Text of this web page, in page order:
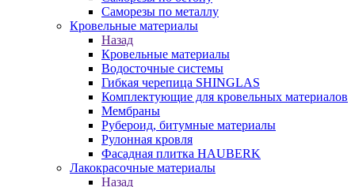
Саморезы по металлу
Кровельные материалы
Назад
Кровельные материалы
Водосточные системы
Гибкая черепица SHINGLAS
Комплектующие для кровельных материалов
Мембраны
Рубероид, битумные материалы
Рулонная кровля
Фасадная плитка HAUBERK
Лакокрасочные материалы
Назад